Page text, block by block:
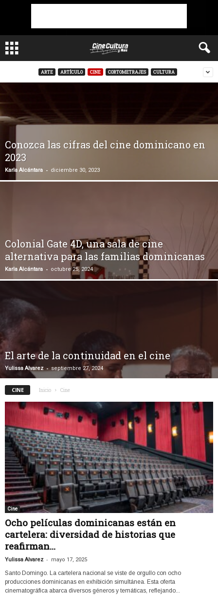
ARTE ARTÍCULO CINE CORTOMETRAJES CULTURA
Conozca las cifras del cine dominicano en
2023
Karla Alcántara - diciembre 30, 2023
Colonial Gate 4D, una sala de cine
alternativa para las familias dominicanas
Karla Alcántara - octubre 25, 2024
El arte de la continuidad en el cine
Yulissa Alvarez - septiembre 27, 2024
CINE Inicio Cine
Cine
Ocho películas dominicanas están en
cartelera: diversidad de historias que
reafirman...
Yulissa Alvarez - mayo 17, 2025
Santo Domingo. La cartelera nacional se viste de orgullo con ocho
producciones dominicanas en exhibición simultánea. Esta oferta
cinematográfica abarca diversos géneros y temáticas, reflejando...